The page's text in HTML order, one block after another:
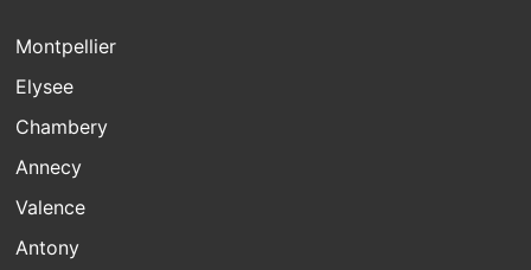
Montpellier
Elysee
Chambery
Annecy
Valence
Antony